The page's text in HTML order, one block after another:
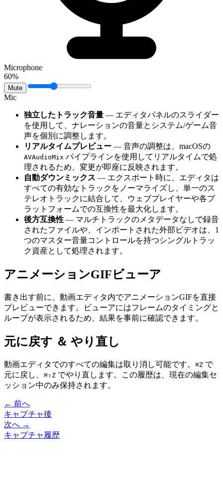
Microphone
60%
Mute
Mic
独立したトラック音量 — エディタパネルのスライダー
を使用して、ナレーションの音量とシステム/ゲーム音
声を個別に調整します。
リアルタイムプレビュー — 音声の調整は、macOSの
AVAudioMix パイプラインを使用してリアルタイムで処
理されるため、変更が即座に反映されます。
自動ダウンミックス — エクスポート時に、エディタは
すべての有効なトラックをノーマライズし、単一のス
テレオトラックに結合して、ウェブプレイヤーや各プ
ラットフォームでの互換性を最大化します。
後方互換性 — マルチトラックのメタデータなしで録音
されたファイルや、インポートされた外部ビデオは、1
つのマスター音量コントロールを持つシングルトラッ
ク資産として処理されます。
アニメーションGIFビューア
書き出す前に、動画エディタ内でアニメーションGIFを直接
プレビューできます。ビューアにはフレームのタイミングと
ループが表示されるため、結果を事前に確認できます。
元に戻す ＆ やり直し
動画エディタでのすべての編集は取り消し可能です。 ⌘Z で
元に戻し、 ⌘⇧Z でやり直します。この履歴は、現在の編集セ
ッション中のみ保持されます。
← 前へ
キャプチャ後
次へ →
キャプチャ履歴